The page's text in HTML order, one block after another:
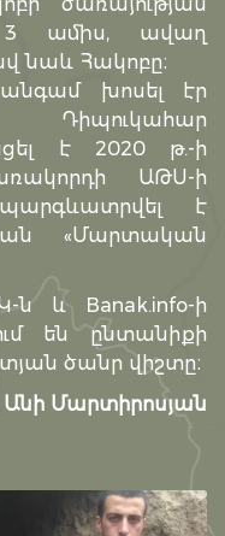
3 ամիս, ավաղ
նաև Հակոբը։
խոսել էր
Դիպուկահար
է 2020 թ.-ի
ԱԹՍ-ի
է
«Մարտական
ն և Banak.info-ի
են ընտանիքի
ծանր վիշտը։
Անի Մարտիրոսյան